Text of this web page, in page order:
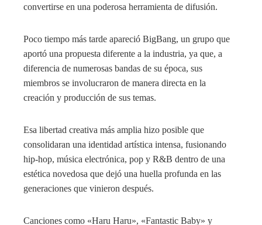
convertirse en una poderosa herramienta de difusión.
Poco tiempo más tarde apareció BigBang, un grupo que
aportó una propuesta diferente a la industria, ya que, a
diferencia de numerosas bandas de su época, sus
miembros se involucraron de manera directa en la
creación y producción de sus temas.
Esa libertad creativa más amplia hizo posible que
consolidaran una identidad artística intensa, fusionando
hip-hop, música electrónica, pop y R&B dentro de una
estética novedosa que dejó una huella profunda en las
generaciones que vinieron después.
Canciones como «Haru Haru», «Fantastic Baby» y